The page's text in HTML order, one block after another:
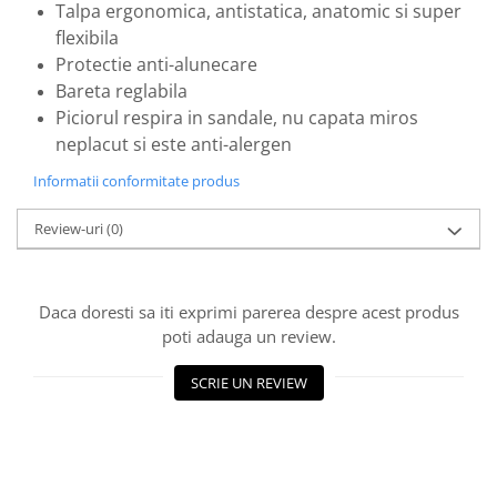
Talpa ergonomica, antistatica, anatomic si super
flexibila
Protectie anti-alunecare
Bareta reglabila
Piciorul respira in sandale, nu capata miros
neplacut si este anti-alergen
Informatii conformitate produs
Review-uri(0)
Daca doresti sa iti exprimi parerea despre acest produs
poti adauga un review.
SCRIE UN REVIEW